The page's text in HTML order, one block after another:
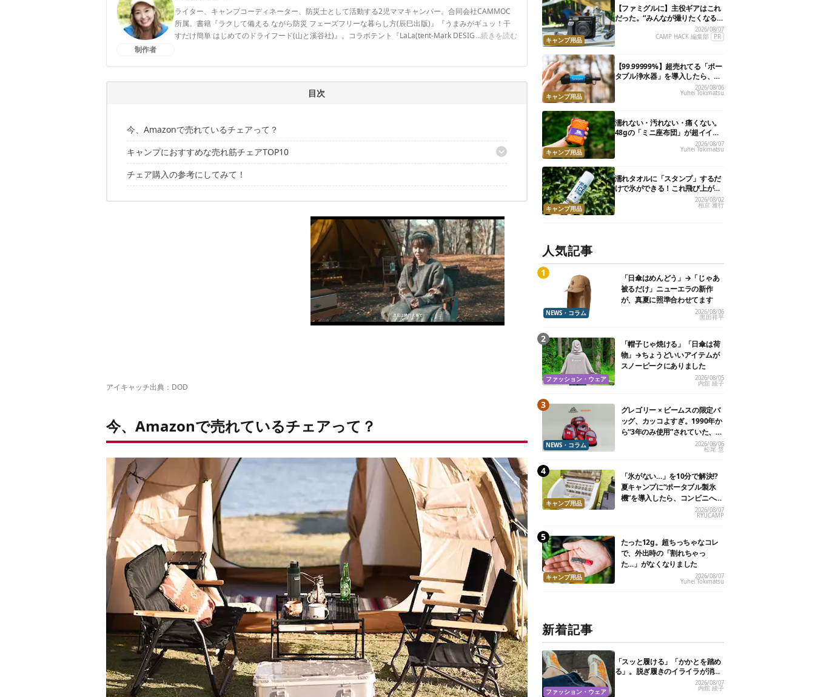
制作者
ライター、キャンプコーディネーター、防災士として活動する2児ママキャンパー。合同会社CAMMOC
所属。書籍『ラクして備える ながら防災 フェーズフリーな暮らし方(辰巳出版)』『うまみがギュッ！干
すだけ簡単 はじめてのドライフード(山と溪谷社)』。コラボテント『LaLa(tent-Mark DESIGNS)』。SNS
...続きを読む
内舘 綾子のプロフィール
目次
今、Amazonで売れているチェアって？
キャンプにおすすめな売れ筋チェアTOP10
第10位：コールマン「コンパクトフォールディングチェア」
第8位：コールマン「レイチェア」
第7位：キャプテンスタッグ「パレットラウンジチェア type2」
チェア購入の参考にしてみて！
アイキャッチ出典： DOD
今、Amazonで売れているチェアって？
キャンプ用品
【ファミグルに】主役ギアはこれ
だった。“みんなが撮りたくなる
カメラ”が楽しすぎる！
2026/08/07
CAMP HACK 編集部
PR
キャンプ用品
【99.99999%】超売れてる「ポー
タブル浄水器」を導入したら、防
災が明確に自分ごと化した2026/08/06
Yuhei Tokimatsu
キャンプ用品
濡れない・汚れない・痛くない。
48gの「ミニ座布団」が超イイ具
合
2026/08/07
Yuhei Tokimatsu
キャンプ用品
濡れタオルに「スタンプ」するだ
けで氷ができる！これ飛び上がる
くらい涼しくて最高だった2026/08/02
相京 雅行
人気記事
NEWS・コラム
「日傘はめんどう」→「じゃあ
被るだけ」ニューエラの新作
が、真夏に照準合わせてます
2026/08/06
黒田祥平
ファッション・ウェア
「帽子じゃ焼ける」「日傘は荷
物」→ちょうどいいアイテムが
スノーピークにありました
2026/08/05
内舘 綾子
NEWS・コラム
グレゴリー × ビームスの限定バ
ッグ、カッコよすぎ。1990年か
ら“3年のみ使用”されていた、紫
2026/08/06
松尾 慧
キャンプ用品
「氷がない…」を10分で解決!?
夏キャンプに“ポータブル製氷
機”を導入したら、コンビニへ走
2026/08/07
RYUCAMP
キャンプ用品
たった12g。超ちっちゃなコレ
で、外出時の「割れちゃっ
た…」がなくなりました
2026/08/07
Yuhei Tokimatsu
新着記事
ファッション・ウェア
「スッと履ける」「かかとを踏め
る」。脱ぎ履きのイライラが消え
る快適“スニーカーサンダル”6選
2026/08/07
内舘 綾子